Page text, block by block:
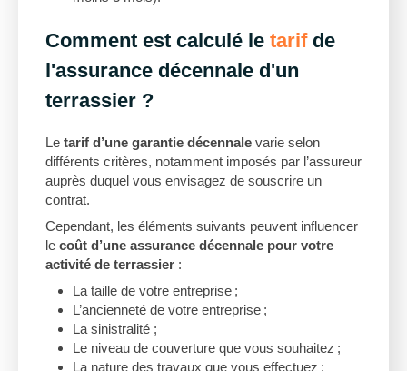
Comment est calculé le tarifde
l'assurance décennale d'un
terrassier ?
Le tarif d’une garantie décennale varie selon
différents critères, notamment imposés par l’assureur
auprès duquel vous envisagez de souscrire un
contrat.
Cependant, les éléments suivants peuvent influencer
le coût d’une assurance décennale pour votre
activité de terrassier :
La taille de votre entreprise ;
L’ancienneté de votre entreprise ;
La sinistralité ;
Le niveau de couverture que vous souhaitez ;
La nature des travaux que vous effectuez ;